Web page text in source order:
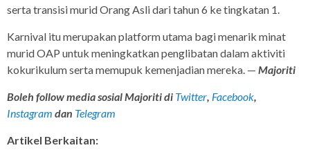
serta transisi murid Orang Asli dari tahun 6 ke tingkatan 1.
Karnival itu merupakan platform utama bagi menarik minat
murid OAP untuk meningkatkan penglibatan dalam aktiviti
kokurikulum serta memupuk kemenjadian mereka. — Majoriti
Boleh follow media sosial Majoriti di Twitter Facebook
Instagram dan Telegram
Artikel Berkaitan: